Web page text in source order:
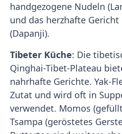
handgezogene Nudeln
und das herzhafte Gericht
(Dapanji).
Tibeter Küche: Die
Qinghai-Tibet-Plateau
nahrhafte Gerichte. Yak-
Zutat und wird oft in
verwendet. Momos
Tsampa (geröstetes